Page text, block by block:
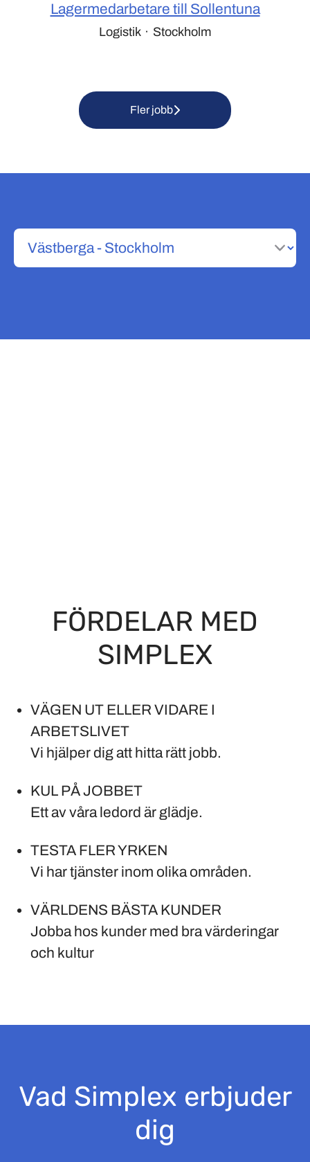
Lagermedarbetare till Sollentuna
Logistik · Stockholm
Fler jobb
FÖRDELAR MED
SIMPLEX
VÄGEN UT ELLER VIDARE I
ARBETSLIVET
Vi hjälper dig att hitta rätt jobb.
KUL PÅ JOBBET
Ett av våra ledord är glädje.
TESTA FLER YRKEN
Vi har tjänster inom olika områden.
VÄRLDENS BÄSTA KUNDER
Jobba hos kunder med bra värderingar
och kultur
Vad Simplex erbjuder
dig